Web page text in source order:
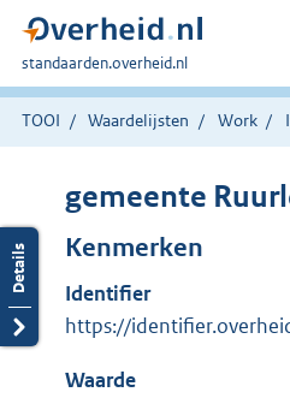
U
bent
hier:
standaarden.overheid.nl
TOOI Waardelijsten Work
gemeente
Kenmerken
Identifier
https://
Waarde